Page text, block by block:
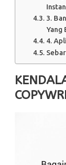
3.
Yang
4.